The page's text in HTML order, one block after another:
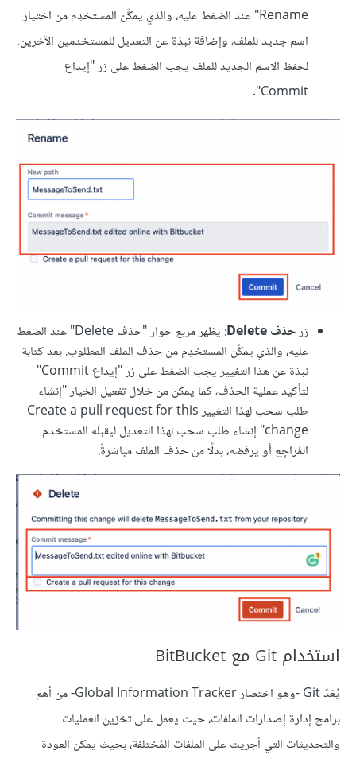
Rename" عند الضغط عليه، والذي يمكِّن المستخدِم من اختيار
اسم جديد للملف، وإضافة نبذة عن التعديل للمستخدمين الآخرين.
لحفظ الاسم الجديد للملف يجب الضغط على زر "إيداع
Commit".
زرحذف Delete
: يظهر مربع حوار "حذف Delete" عند الضغط
عليه، والذي يمكِّن المستخدِم من حذف الملف المطلوب. بعد كتابة
نبذة عن هذا التغيير يجب الضغط على زر "إيداع Commit"
لتأكيد عملية الحذف، كما يمكن من خلال تفعيل الخيار "إنشاء
طلب سحب لهذا التغيير Create a pull request for this
change" إنشاء طلب سحب لهذا التعديل ليقبله المستخدم
المُراجِع أو يرفضه، بدلًا من حذف الملف مباشرةً.
استخدام Git مع BitBucket
يُعَدّ Git -وهو اختصار Global Information Tracker- من أهم
برامج إدارة إصدارات الملفات، حيث يعمل على تخزين العمليات
والتحديثات التي أجريت على الملفات المُختلفة، بحيث يمكن العودة